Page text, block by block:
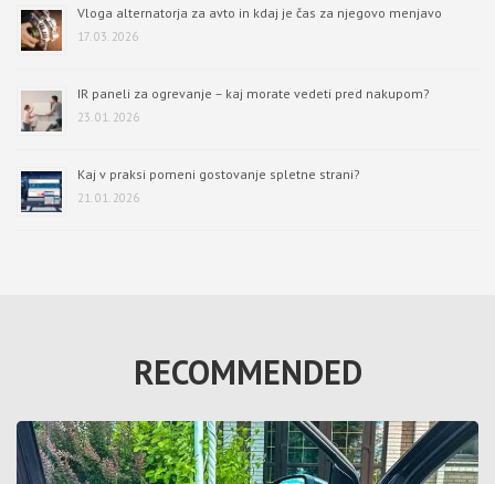
Vloga alternatorja za avto in kdaj je čas za njegovo menjavo
17. 03. 2026
IR paneli za ogrevanje – kaj morate vedeti pred nakupom?
23. 01. 2026
Kaj v praksi pomeni gostovanje spletne strani?
21. 01. 2026
RECOMMENDED